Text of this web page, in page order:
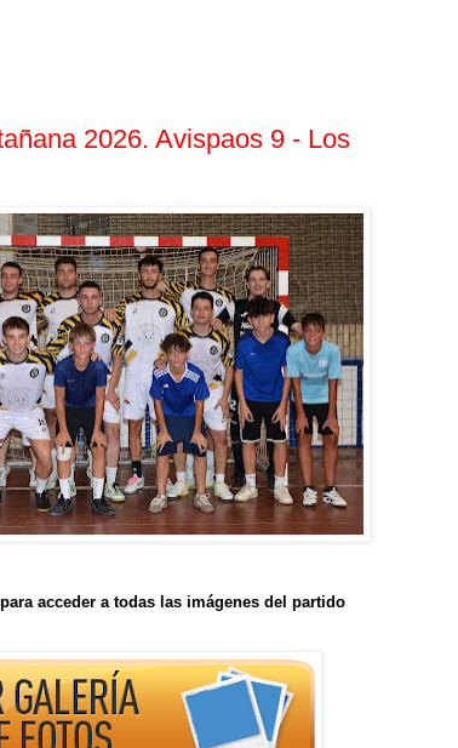
2026. Avispaos 9 - Los
acceder a todas las imágenes del partido